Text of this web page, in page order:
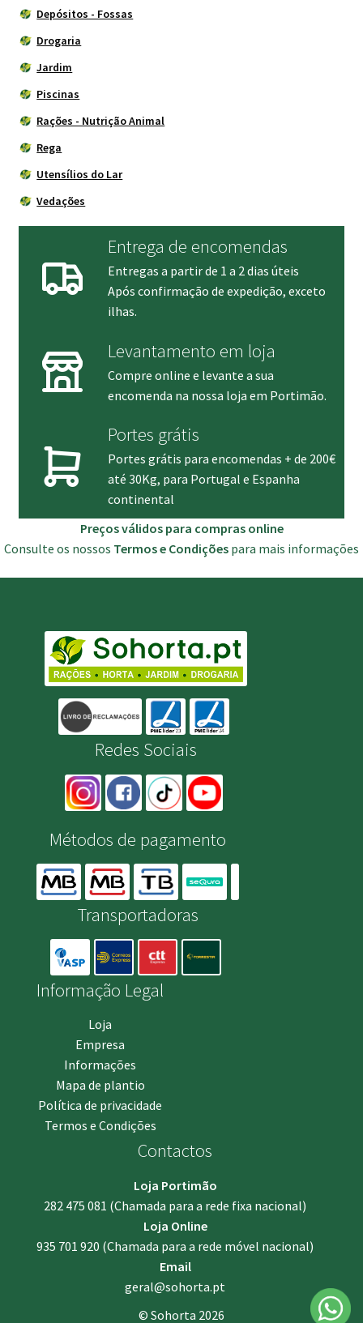
Depósitos - Fossas
Drogaria
Jardim
Piscinas
Rações - Nutrição Animal
Rega
Utensílios do Lar
Vedações
Entrega de encomendas
Entregas a partir de 1 a 2 dias úteis
Após confirmação de expedição, exceto
ilhas.
Levantamento em loja
Compre online e levante a sua
encomenda na nossa loja em Portimão.
Portes grátis
Portes grátis para encomendas + de 200€
até 30Kg, para Portugal e Espanha
continental
Preços válidos para compras online
Consulte os nossos Termos e Condições para mais informações
Redes Sociais
Métodos de pagamento
Transportadoras
Informação Legal
Loja
Empresa
Informações
Mapa de plantio
Política de privacidade
Termos e Condições
Contactos
Loja Portimão
282 475 081 (Chamada para a rede fixa nacional)
Loja Online
935 701 920 (Chamada para a rede móvel nacional)
Email
geral@sohorta.pt
© Sohorta 2026